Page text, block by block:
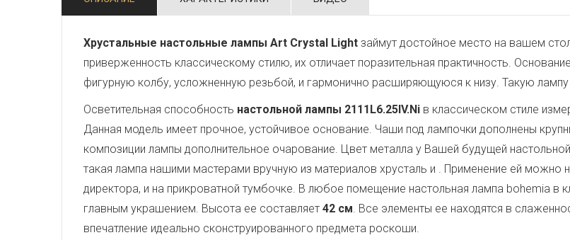
Хрустальные настольные лампы Art Crystal Light займут достойное место на вашем
приверженность классическому стилю, их отличает поразительная практичность.
фигурную колбу, усложненную резьбой, и гармонично расширяющуюся к низу. Такую
Осветительная способность настольной лампы 2111L6.25IV.Ni в классическом стиле
Данная модель имеет прочное, устойчивое основание. Чаши под лампочки дополнены
композиции лампы дополнительное очарование. Цвет металла у Вашей будущей
такая лампа нашими мастерами вручную из материалов хрусталь и . Применение ей можно
директора, и на прикроватной тумбочке. В любое помещение настольная лампа bohemia в
главным украшением. Высота ее составляет 42 см. Все элементы ее находятся в
впечатление идеально сконструированного предмета роскоши.